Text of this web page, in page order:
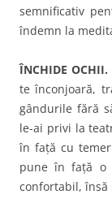
semnificativ
îndemn la
ÎNCHIDE OCHII.
te înconjoară,
gândurile fără
le-ai privi la
în față cu
pune în față o
confortabil, însă